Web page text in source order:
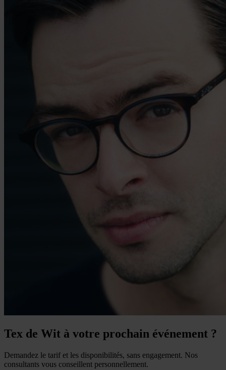
Tex de Wit à votre prochain événement ?
Demandez le tarif et les disponibilités, sans engagement. Nos
consultants vous conseillent personnellement.